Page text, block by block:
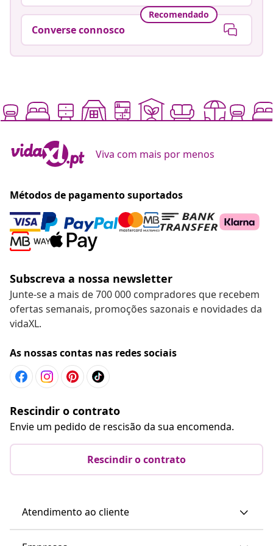
Recomendado
Converse connosco
Viva com mais por menos
Métodos de pagamento suportados
Subscreva a nossa newsletter
Junte-se a mais de 700 000 compradores que recebem
ofertas semanais, promoções sazonais e novidades da
vidaXL.
As nossas contas nas redes sociais
Rescindir o contrato
Envie um pedido de rescisão da sua encomenda.
Rescindir o contrato
Atendimento ao cliente